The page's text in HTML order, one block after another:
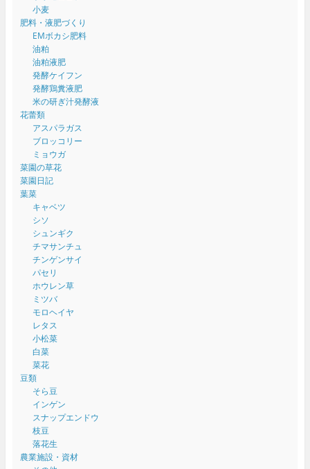
小麦
肥料・液肥づくり
EMボカシ肥料
油粕
油粕液肥
発酵ケイフン
発酵鶏糞液肥
米の研ぎ汁発酵液
花蕾類
アスパラガス
ブロッコリー
ミョウガ
菜園の草花
菜園日記
葉菜
キャベツ
シソ
シュンギク
チマサンチュ
チンゲンサイ
パセリ
ホウレン草
ミツバ
モロヘイヤ
レタス
小松菜
白菜
菜花
豆類
そら豆
インゲン
スナップエンドウ
枝豆
落花生
農業施設・資材